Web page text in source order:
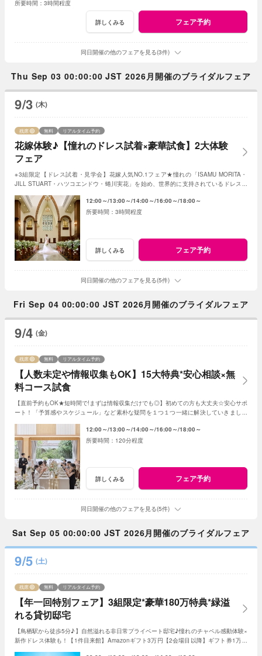
3時間程度
詳しくみる フェア予約
同日開催の他のフェアを見る(3件)
Thu Sep 03 00:00:00 JST 2026月開催のブライダルフェア
9/3 (木)
花嫁体験♪【憧れのドレス試着×豪華試食】2大体験
フェア
残席 無料 リアルタイム予約
※3組限定【ドレス試着・見学会】花嫁人気NO.1フェア★憧れの「ISAMU MORITA・
JILL STUART・ハツコエンドウ・蜷川実花」を始め、世界的に支持されているドレスと
12:00～ 13:00～ 14:00～ 16:00～ 18:00～
3時間程度
詳しくみる フェア予約
同日開催の他のフェアを見る(5件)
Fri Sep 04 00:00:00 JST 2026月開催のブライダルフェア
9/4 (金)
【人数未定や情報収集もOK】15大特典*安心相談×無
料コース試食
残席 無料 リアルタイム予約
【直前予約もOK★短時間で!まずは情報収集だけでも◎】初めての方も大丈夫☆安心サポ
ート！「予算感やスケジュール」など素朴な疑問を１つ１つ一緒に解決していきましょ
12:00～ 13:00～ 14:00～ 16:00～ 18:00～
120分程度
詳しくみる フェア予約
同日開催の他のフェアを見る(5件)
Sat Sep 05 00:00:00 JST 2026月開催のブライダルフェア
9/5 (土)
【年一回特別フェア】3組限定*豪華180万特典*緑溢
れる貸切邸宅
残席 無料 リアルタイム予約
【鳥栖駅から徒歩5分♪】自然溢れる非日常プライベート邸宅♪憧れのチャペル感動体験×
新作ドレス体験も！【1件目来館】Amazonギフト3万円【2会場目以降】ギフト券1万円